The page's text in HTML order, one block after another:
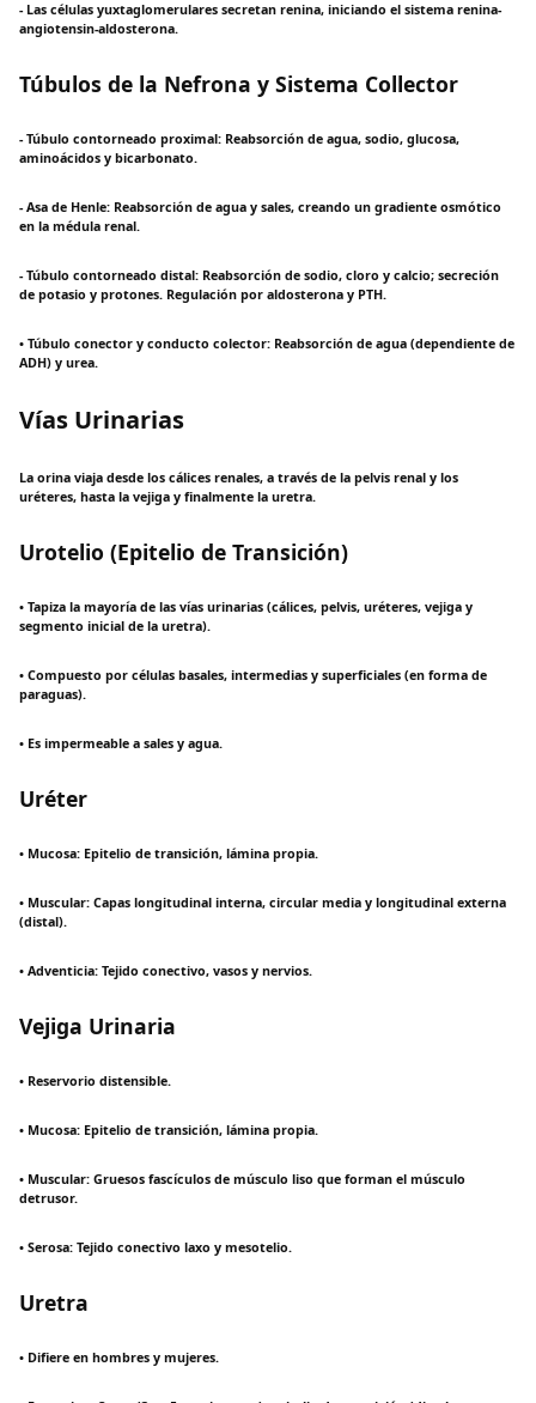
- Las células yuxtaglomerulares secretan renina, iniciando el sistema renina-
angiotensin-aldosterona.
Túbulos de la Nefrona y Sistema Collector
- Túbulo contorneado proximal: Reabsorción de agua, sodio, glucosa,
aminoácidos y bicarbonato.
- Asa de Henle: Reabsorción de agua y sales, creando un gradiente osmótico
en la médula renal.
- Túbulo contorneado distal: Reabsorción de sodio, cloro y calcio; secreción
de potasio y protones. Regulación por aldosterona y PTH.
• Túbulo conector y conducto colector: Reabsorción de agua (dependiente de
ADH) y urea.
Vías Urinarias
La orina viaja desde los cálices renales, a través de la pelvis renal y los
uréteres, hasta la vejiga y finalmente la uretra.
Urotelio (Epitelio de Transición)
• Tapiza la mayoría de las vías urinarias (cálices, pelvis, uréteres, vejiga y
segmento inicial de la uretra).
• Compuesto por células basales, intermedias y superficiales (en forma de
paraguas).
• Es impermeable a sales y agua.
Uréter
• Mucosa: Epitelio de transición, lámina propia.
• Muscular: Capas longitudinal interna, circular media y longitudinal externa
(distal).
• Adventicia: Tejido conectivo, vasos y nervios.
Vejiga Urinaria
• Reservorio distensible.
• Mucosa: Epitelio de transición, lámina propia.
• Muscular: Gruesos fascículos de músculo liso que forman el músculo
detrusor.
• Serosa: Tejido conectivo laxo y mesotelio.
Uretra
• Difiere en hombres y mujeres.